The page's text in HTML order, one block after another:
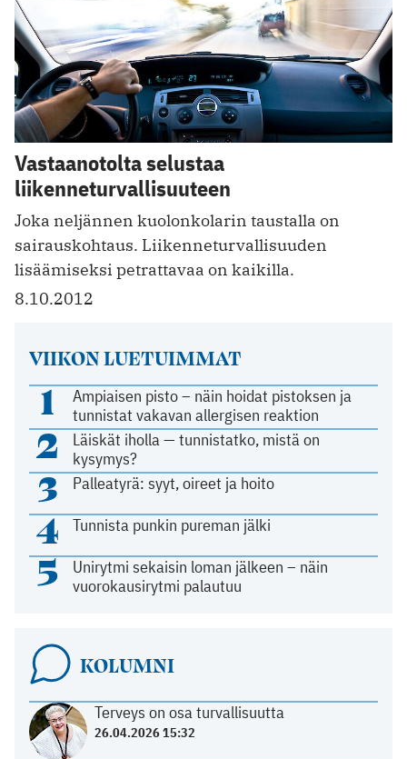
Vastaanotolta selustaa
liikenneturvallisuuteen
Joka neljännen kuolonkolarin taustalla on
sairauskohtaus. ­Liikenneturvallisuuden
lisäämiseksi petrattavaa on kaikilla.
8.10.2012
VIIKON LUETUIMMAT
1
Ampiaisen pisto – näin hoidat pistoksen ja
tunnistat vakavan allergisen reaktion
2
Läiskät iholla — tunnistatko, mistä on
kysymys?
3 Palleatyrä: syyt, oireet ja hoito
4 Tunnista punkin pureman jälki
5
Unirytmi sekaisin loman jälkeen – näin
vuorokausirytmi palautuu
KOLUMNI
Terveys on osa turvallisuutta
26.04.2026 15:32